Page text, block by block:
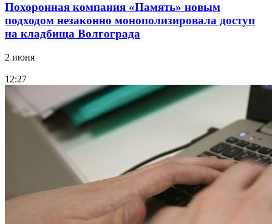
Похоронная компания «Память» новым
подходом незаконно монополизировала доступ
на кладбища Волгограда
2 июня
12:27